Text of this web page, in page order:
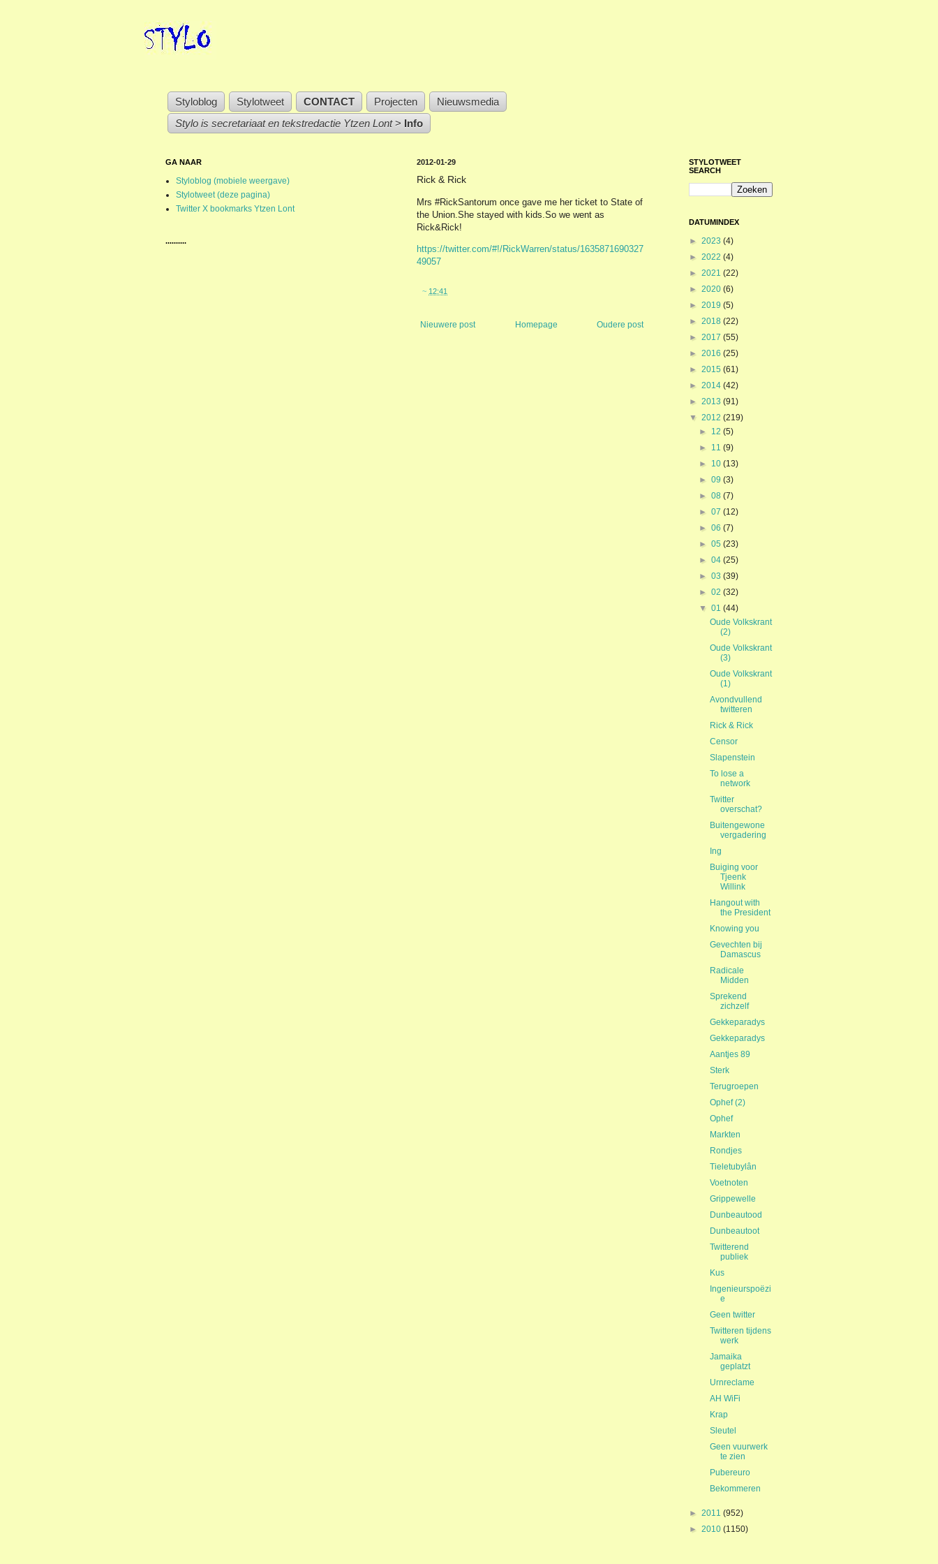
Styloblog Stylotweet CONTACT Projecten
Nieuwsmedia
Stylo is secretariaat en tekstredactie Ytzen Lont> Info
2012-01-29
Rick & Rick
Mrs #RickSantorum once gave me her ticket to State of
the Union.She stayed with kids.So we went as
Rick&Rick!
https://twitter.com/#!/RickWarren/status/1635871690327
49057
~ 12:41
Nieuwere post Oudere post
Homepage
GA NAAR
Styloblog (mobiele weergave)
Stylotweet (deze pagina)
Twitter X bookmarks Ytzen Lont
..........
STYLOTWEET
SEARCH
DATUMINDEX
► 2023 (4)
► 2022 (4)
► 2021 (22)
► 2020 (6)
► 2019 (5)
► 2018 (22)
► 2017 (55)
► 2016 (25)
► 2015 (61)
► 2014 (42)
► 2013 (91)
▼ 2012 (219)
► 12(5)
► 11(9)
► 10(13)
►09(3)
►08(7)
►07(12)
►06(7)
►05(23)
►04(25)
►03(39)
►02(32)
▼01(44)
Oude Volkskrant
(2)
Oude Volkskrant
(3)
Oude Volkskrant
(1)
Avondvullend
twitteren
Rick & Rick
Censor
Slapenstein
To lose a
network
Twitter
overschat?
Buitengewone
vergadering
Ing
Buiging voor
Tjeenk
Willink
Hangout with
the President
Knowing you
Gevechten bij
Damascus
Radicale
Midden
Sprekend
zichzelf
Gekkeparadys
Gekkeparadys
Aantjes 89
Sterk
Terugroepen
Ophef (2)
Ophef
Markten
Rondjes
Tieletubylân
Voetnoten
Grippewelle
Dunbeautood
Dunbeautoot
Twitterend
publiek
Kus
Ingenieurspoëzi
e
Geen twitter
Twitteren tijdens
werk
Jamaika
geplatzt
Urnreclame
AH WiFi
Krap
Sleutel
Geen vuurwerk
te zien
Pubereuro
Bekommeren
► 2011 (952)
► 2010 (1150)